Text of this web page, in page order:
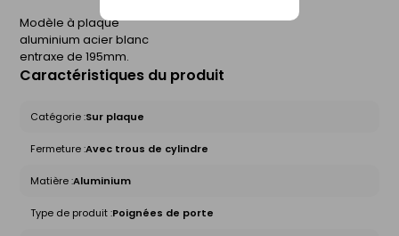
Modèle à plaque
aluminium acier blanc
entraxe de 195mm.
Caractéristiques du produit
Catégorie :Sur plaque
Fermeture :Avec trous de cylindre
Matière :Aluminium
Type de produit :Poignées de porte